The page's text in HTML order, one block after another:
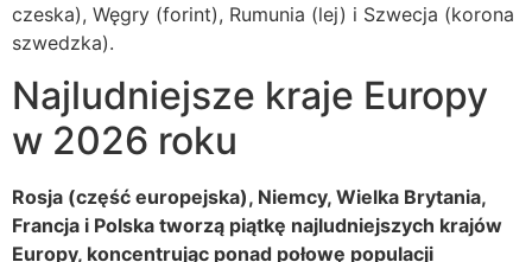
czeska), Węgry (forint), Rumunia (lej) i Szwecja (korona
szwedzka).
Najludniejsze kraje Europy
w 2026 roku
Rosja (część europejska), Niemcy, Wielka Brytania,
Francja i Polska tworzą piątkę najludniejszych krajów
Europy, koncentrując ponad połowę populacji